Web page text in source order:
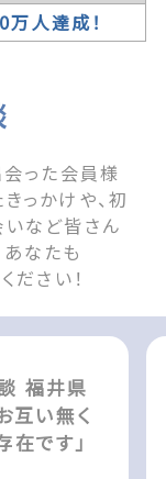
人達成！
った会員様
っかけや、初
など皆さん
なたも
ださい！
福井県
互い無く
です」